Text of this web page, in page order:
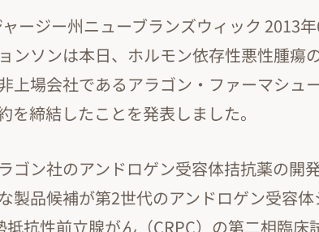
ージー州ニューブランズウィック 2013
ンソンは本日、ホルモン依存性悪性腫瘍
上場会社であるアラゴン・ファーマシュ
を締結したことを発表しました。
ゴン社のアンドロゲン受容体拮抗薬の開
製品候補が第2世代のアンドロゲン受容
抗性前立腺がん（CRPC）の第二相臨床